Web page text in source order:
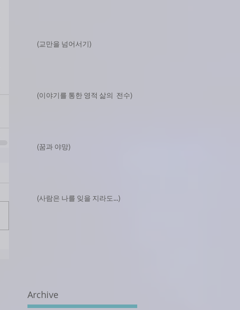
(교만을 넘어서기)
(이야기를 통한 영적 삶의 전수)
(꿈과 야망)
(사람은 나를 잊을 지라도…)
Archive